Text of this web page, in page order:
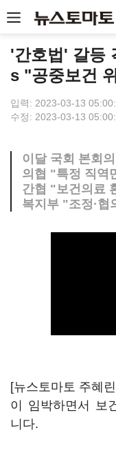
'간호법' 갈등
s "공중보건
입력: 2023-03-13
수정: 2023-03-13
이달 국회 본회
의협 "특정 직역
간협 "보건의료
복지부 "조정·협
[뉴스토마토 주혜
이 임박하면서 보
니다.